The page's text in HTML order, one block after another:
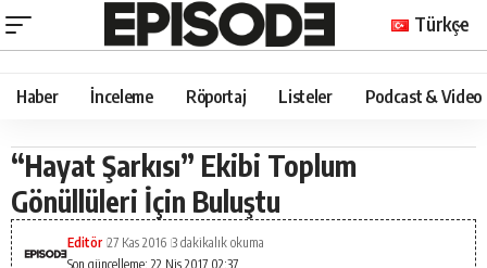
Türkçe
Haber İnceleme Röportaj Listeler Podcast & Video
“Hayat Şarkısı” Ekibi Toplum
Gönüllüleri İçin Buluştu
Son güncelleme: 22 Nis 2017 02:37
Editör 27 Kas 2016 3 dakikalık okuma